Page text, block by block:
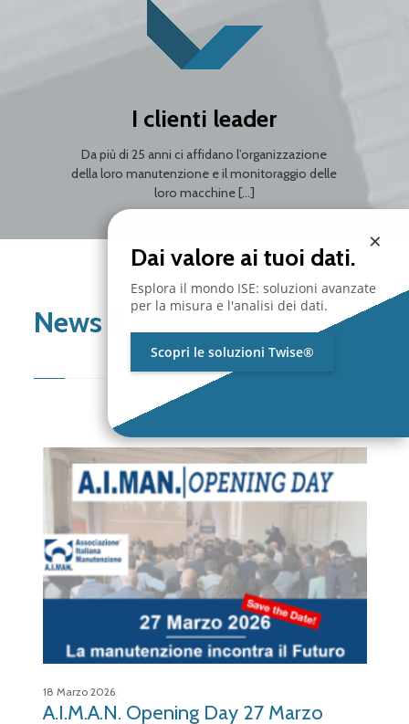
I clienti leader
Da più di 25 anni ci affidano l’organizzazione
della loro manutenzione e il monitoraggio delle
loro macchine […]
News & Eventi
18 Marzo 2026
A.I.M.A.N. Opening Day 27 Marzo
×
Dai valore ai tuoi dati.
Esplora il mondo ISE: soluzioni avanzate
per la misura e l'analisi dei dati.
Scopri le soluzioni Twise®